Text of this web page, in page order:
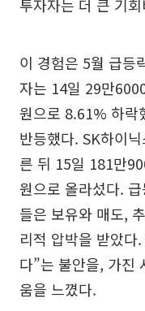
투자자는 더 큰 기
이 경험은 5월 급등
자는 14일 29만
원으로 8.61% 하락
반등했다. SK하이
른 뒤 15일 181만
원으로 올라섰다.
들은 보유와 매도,
리적 압박을 받았다
다”는 불안을, 가진
움을 느꼈다.